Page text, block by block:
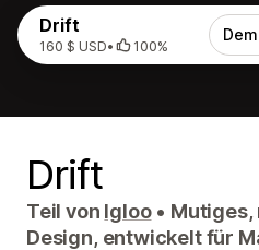
Drift
160 $ USD• 100%
Drift
Teil von Igloo •
Design, entwickelt für